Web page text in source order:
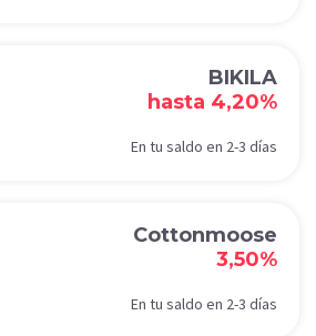
BIKILA
hasta 4,20%
En tu saldo en 2-3 días
Cottonmoose
3,50%
En tu saldo en 2-3 días